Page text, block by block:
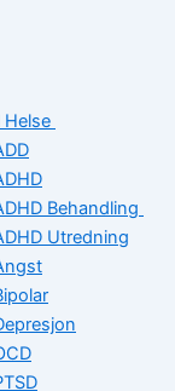
Helse
Behandling
Utredning